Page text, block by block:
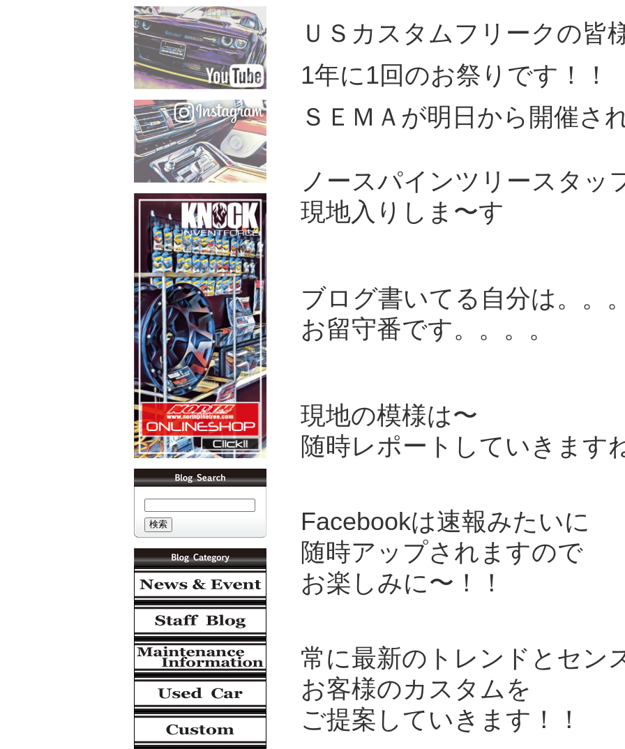
ＵＳカスタムフリークの皆
1年に1回のお祭りです！！
ＳＥＭＡが明日から開催さ
ノースパインツリースタッ
現地入りしま〜す
ブログ書いてる自分は。。
お留守番です。。。。
現地の模様は〜
随時レポートしていきます
Facebookは速報みたいに
随時アップされますので
お楽しみに〜！！
常に最新のトレンドとセン
お客様のカスタムを
ご提案していきます！！